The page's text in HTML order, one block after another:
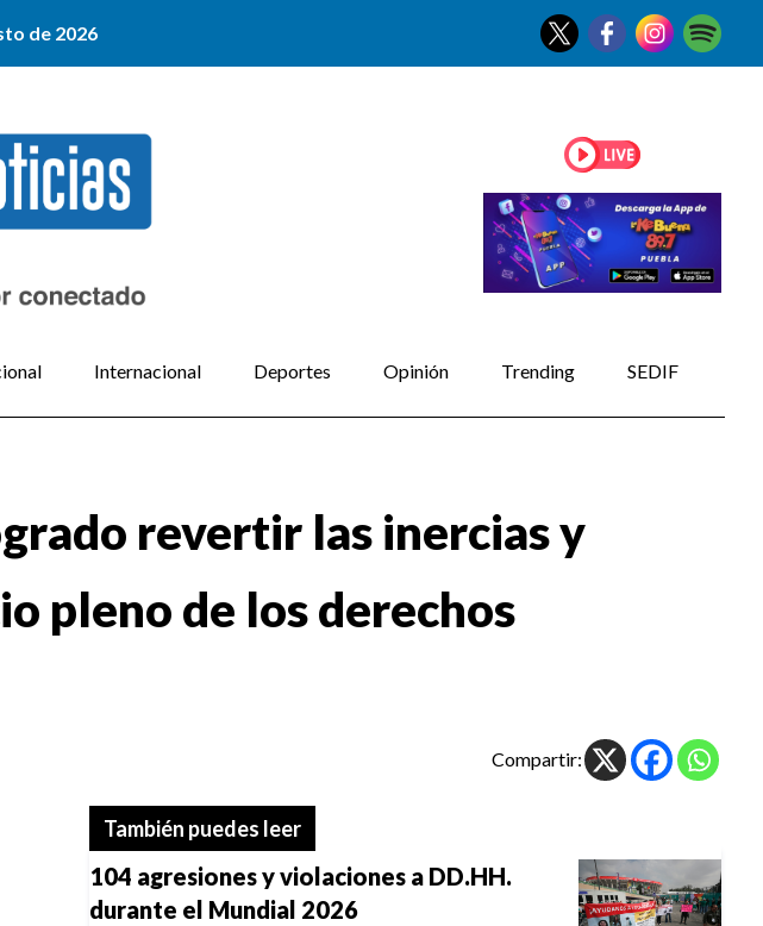
de 2026
Internacional Deportes Opinión Trending SEDIF
revertir las inercias y
pleno de los derechos
Compartir:
También puedes leer
104 agresiones y violaciones a DD.HH.
durante el Mundial 2026